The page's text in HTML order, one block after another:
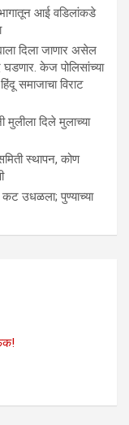
आई वडिलांकडे
दिला जाणार असेल
घडणार. केज पोलिसांच्या
समाजाचा विराट
मुलीला दिले मुलाच्या
स्थापन, कोण
कट उधळला; पुण्‍याच्‍या